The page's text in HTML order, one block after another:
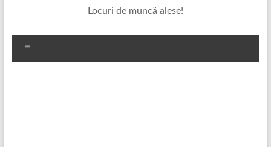
Locuri de muncă alese!